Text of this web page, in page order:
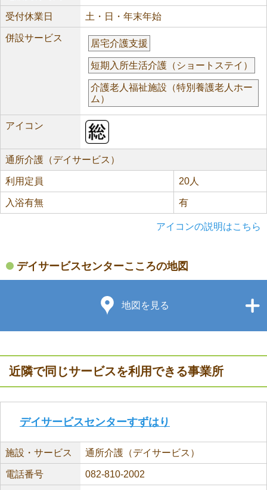
受付休業日 土・日・年末年始
併設サービス
居宅介護支援
短期入所生活介護（ショートステイ）
介護老人福祉施設（特別養護老人ホー
ム）
アイコン
通所介護（デイサービス）
利用定員 20人
入浴有無 有
アイコンの説明はこちら
デイサービスセンターこころの地図
地図を見る
近隣で同じサービスを利用できる事業所
デイサービスセンターすずはり
施設・サービス 通所介護（デイサービス）
電話番号 082-810-2002